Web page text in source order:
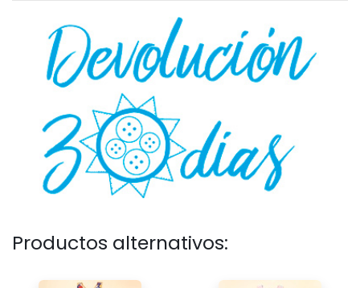
Productos alternativos: